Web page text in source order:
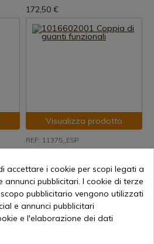
172,50 €
Visualizza prodotto
REF: 11375_ESP
funzionali
Spedizione in 7-15 giorni
143,59 €
accettare i cookie per scopi legati a
annunci pubblicitari. I cookie di terze
pubblicitario vengono utilizzati
e annunci pubblicitari
e l'elaborazione dei dati